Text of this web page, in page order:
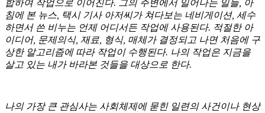
합하여 작업으로 이어진다. 그의 주변에서 일어나는 일들, 아
침에 본 뉴스, 택시 기사 아저씨가 쳐다보는 네비게이션, 세수
하면서 쓴 비누는 언제 어디서든 작업에 사용된다. 적절한 아
이디어, 문제의식, 재료, 형식, 매체가 결정되고 나면 처음에 구
상한 알고리즘에 따라 작업이 수행된다. 나의 작업은 지금을
살고 있는 내가 바라본 것들을 대상으로 한다.
나의 가장 큰 관심사는 사회체제에 묻힌 일련의 사건이나 현상